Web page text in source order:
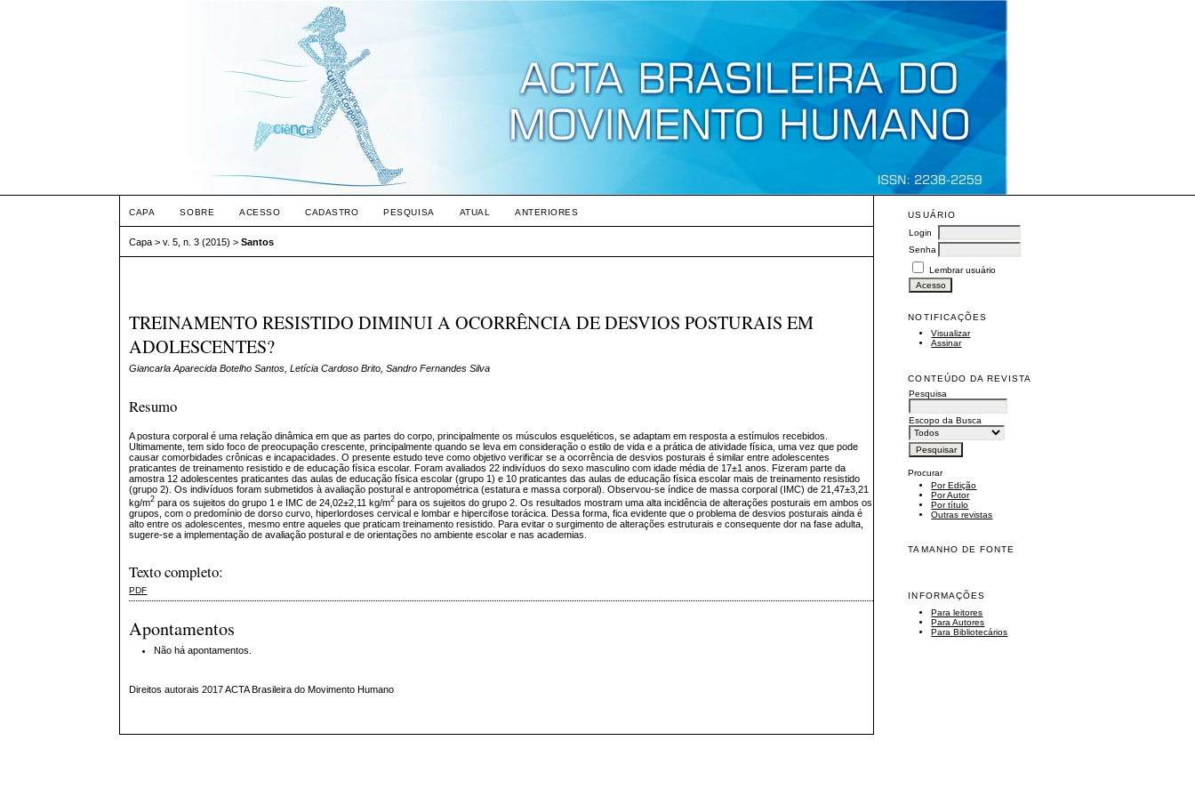
USUÁRIO
Login
Senha
Lembrar usuário
NOTIFICAÇÕES
Visualizar
Assinar
CONTEÚDO DA REVISTA
Pesquisa
Escopo da Busca
Procurar
Por Edição
Por Autor
Por título
Outras revistas
TAMANHO DE FONTE
INFORMAÇÕES
Para leitores
Para Autores
Para Bibliotecários
CAPA SOBRE ACESSO CADASTRO PESQUISA ATUAL ANTERIORES
Capa >v. 5, n. 3 (2015) >Santos
TREINAMENTO RESISTIDO DIMINUI A OCORRÊNCIA DE DESVIOS POSTURAIS EM
ADOLESCENTES?
Giancarla Aparecida Botelho Santos, Letícia Cardoso Brito, Sandro Fernandes Silva
Resumo
A postura corporal é uma relação dinâmica em que as partes do corpo, principalmente os músculos esqueléticos, se adaptam em resposta a estímulos recebidos.
Ultimamente, tem sido foco de preocupação crescente, principalmente quando se leva em consideração o estilo de vida e a prática de atividade física, uma vez que pode
causar comorbidades crônicas e incapacidades. O presente estudo teve como objetivo verificar se a ocorrência de desvios posturais é similar entre adolescentes
praticantes de treinamento resistido e de educação física escolar. Foram avaliados 22 indivíduos do sexo masculino com idade média de 17±1 anos. Fizeram parte da
amostra 12 adolescentes praticantes das aulas de educação física escolar (grupo 1) e 10 praticantes das aulas de educação física escolar mais de treinamento resistido
(grupo 2). Os indivíduos foram submetidos à avaliação postural e antropométrica (estatura e massa corporal). Observou-se índice de massa corporal (IMC) de 21,47±3,21
kg/m2 para os sujeitos do grupo 1 e IMC de 24,02±2,11 kg/m2 para os sujeitos do grupo 2. Os resultados mostram uma alta incidência de alterações posturais em ambos os
grupos, com o predomínio de dorso curvo, hiperlordoses cervical e lombar e hipercifose torácica. Dessa forma, fica evidente que o problema de desvios posturais ainda é
alto entre os adolescentes, mesmo entre aqueles que praticam treinamento resistido. Para evitar o surgimento de alterações estruturais e consequente dor na fase adulta,
sugere-se a implementação de avaliação postural e de orientações no ambiente escolar e nas academias.
Texto completo:
PDF
Apontamentos
Não há apontamentos.
Direitos autorais 2017 ACTA Brasileira do Movimento Humano